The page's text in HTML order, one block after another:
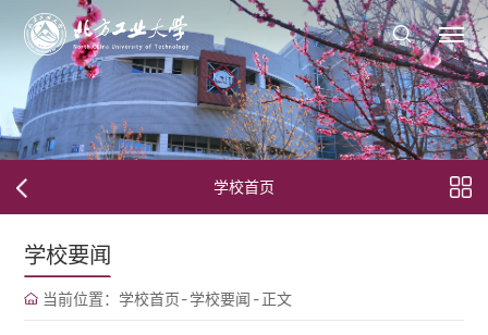
学校首页
学校要闻
当前位置： 学校首页-学校要闻 -正文